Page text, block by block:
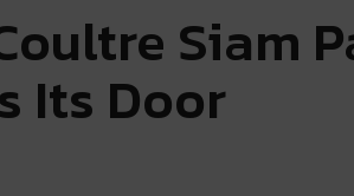
Siam
Its Door